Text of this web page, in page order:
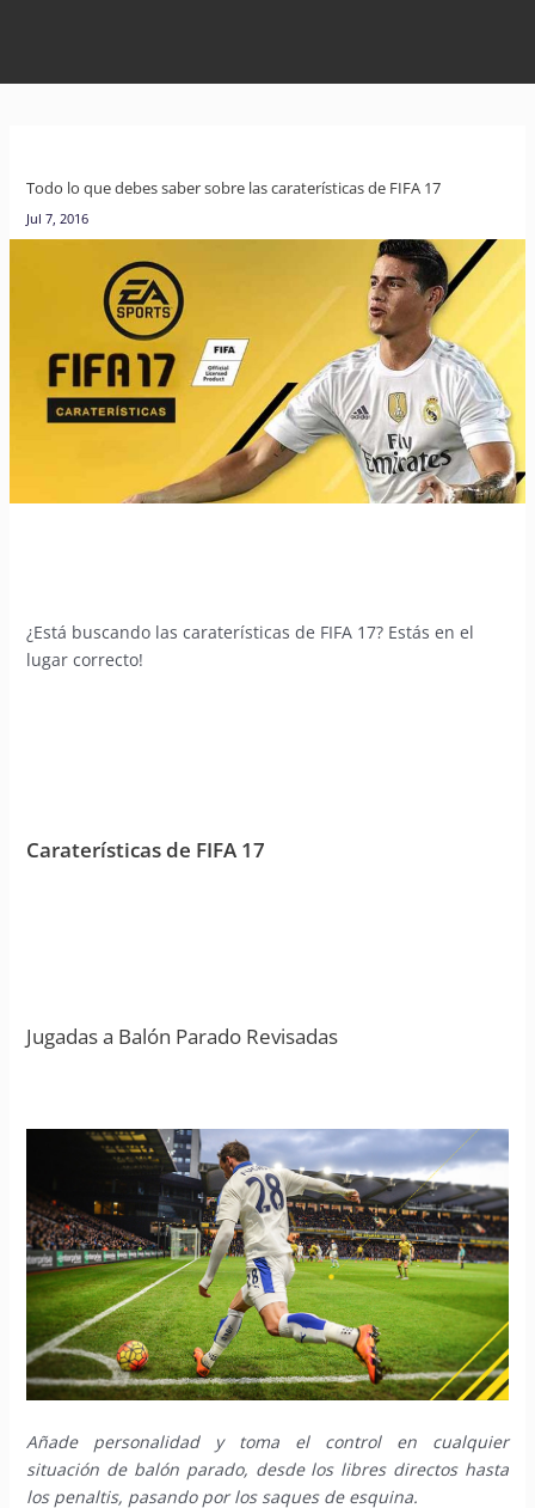
Todo lo que debes saber sobre las caraterísticas de FIFA 17
Jul 7, 2016
¿Está buscando las caraterísticas de FIFA 17? Estás en el
lugar correcto!
Caraterísticas de FIFA 17
Jugadas a Balón Parado Revisadas
Añade personalidad y toma el control en cualquier
situación de balón parado, desde los libres directos hasta
los penaltis, pasando por los saques de esquina.